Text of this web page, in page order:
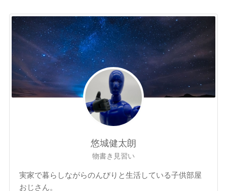
悠城健太朗
物書き見習い
実家で暮らしながらのんびりと生活している子供部屋
おじさん。